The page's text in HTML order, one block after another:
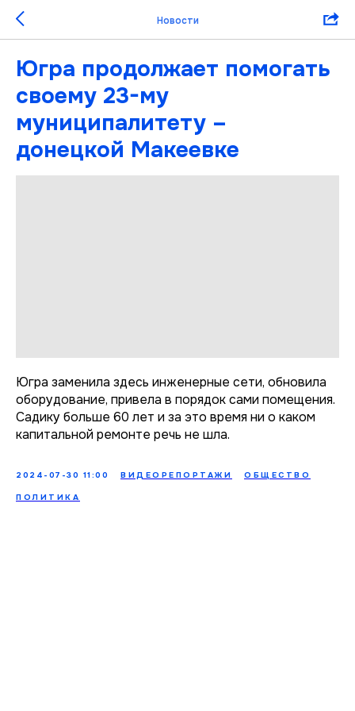
Новости
Югра продолжает помогать
своему 23-му
муниципалитету –
донецкой Макеевке
Югра заменила здесь инженерные сети, обновила
оборудование, привела в порядок сами помещения.
Садику больше 60 лет и за это время ни о каком
капитальной ремонте речь не шла.
2024-07-30 11:00 ВИДЕОРЕПОРТАЖИ ОБЩЕСТВО
ПОЛИТИКА